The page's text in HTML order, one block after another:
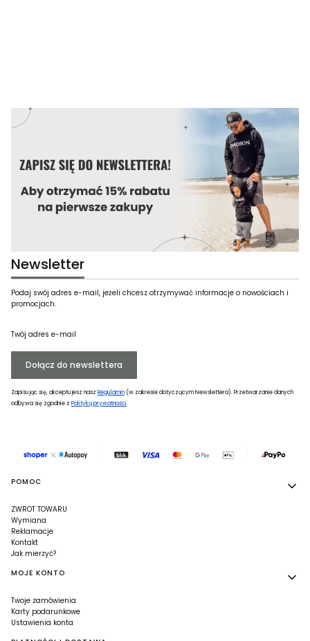
Newsletter
Podaj swój adres e-mail, jeżeli chcesz otrzymywać informacje o nowościach i
promocjach.
Twój adres e-mail
Dołącz do newslettera
Zapisując się, akceptujesz nasz Regulamin (w zakresie dotyczącym Newslettera). Przetwarzanie danych
odbywa się zgodnie z Polityką prywatności.
Linki w stopce
POMOC
ZWROT TOWARU
Wymiana
Reklamacje
Kontakt
Jak mierzyć?
MOJE KONTO
Twoje zamówienia
Karty podarunkowe
Ustawienia konta